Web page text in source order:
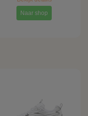
Naar shop